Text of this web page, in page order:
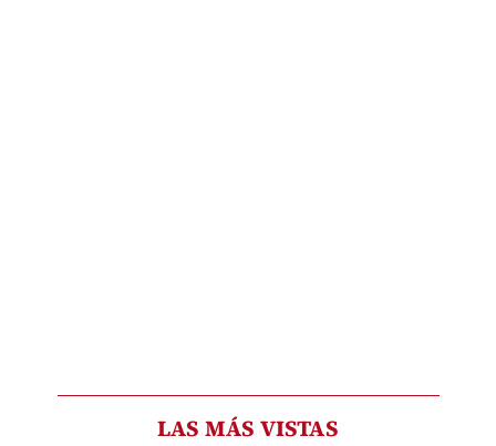
LAS MÁS VISTAS